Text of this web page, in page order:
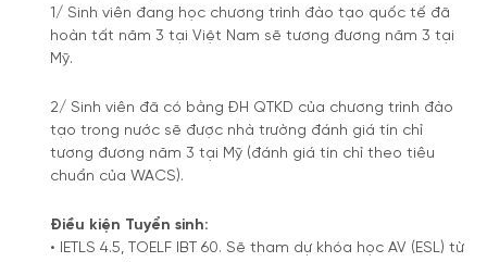
1/ Sinh viên đang học chương trình đào tạo quốc tế đã
hoàn tất năm 3 tại Việt Nam sẽ tương đương năm 3 tại
Mỹ.
2/ Sinh viên đã có bằng ĐH QTKD của chương trình đào
tạo trong nước sẽ được nhà trường đánh giá tín chỉ
tương đương năm 3 tại Mỹ (đánh giá tín chỉ theo tiêu
chuẩn của WACS).
Điều kiện Tuyển sinh:
• IETLS 4.5, TOELF IBT 60. Sẽ tham dự khóa học AV (ESL) từ